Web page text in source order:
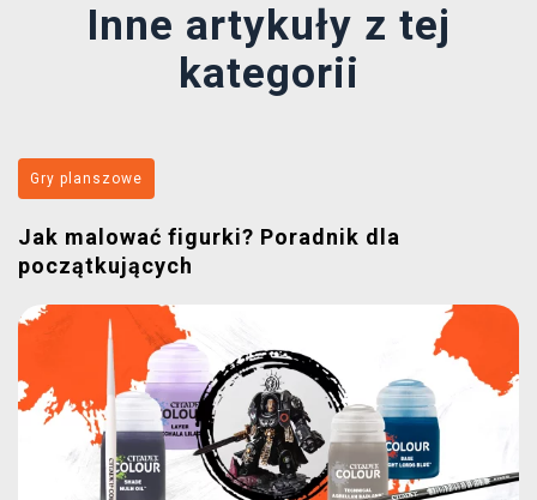
Inne artykuły z tej
kategorii
Gry planszowe
Jak malować figurki? Poradnik dla
początkujących